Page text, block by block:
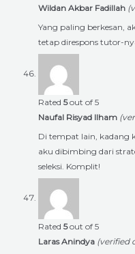
Wildan Akbar Fadillah
Yang paling berkesan,
tetap direspons tutor-
Rated 5out of 5
Naufal Risyad Ilham
Di tempat lain, kadang
aku dibimbing dari
seleksi. Komplit!
Rated 5out of 5
Laras Anindya (verified